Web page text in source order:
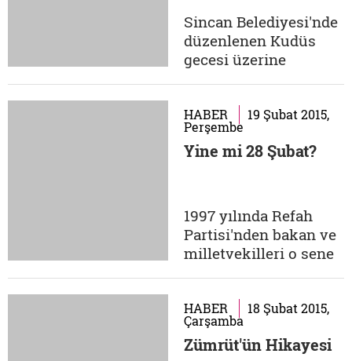
ayarı sürecine
canıgönülden destek
vermemesi
düşünülemezdi
haliyle. CHP
dışındaki...
Sincan Belediyesi'nde
düzenlenen Kudüs
gecesi üzerine
meyvelerini verdi ve
sadece üç gün sonra
bölgedeki tank birliği
darbeci basına da
istediği gibi manşet
oynatma fırsatı doğdu.
HABER 19 Şubat 2015,
Perşembe
Yine mi 28 Şubat?
1997 yılında Refah
Partisi'nden bakan ve
milletvekilleri o sene
Hacca gitmişti. Bu
ekip, Arafat'ta
çadırlarında beklerken
HABER 18 Şubat 2015,
Çarşamba
Zümrüt'ün Hikayesi